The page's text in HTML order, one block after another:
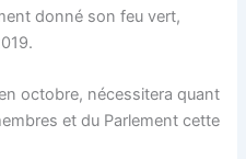
donné son feu vert,
octobre, nécessitera quant
et du Parlement cette